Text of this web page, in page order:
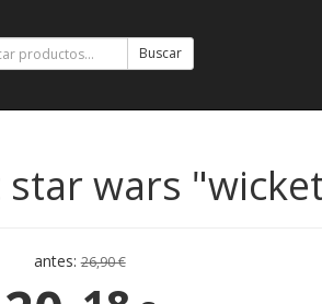
Buscar
wars
antes:26,90 €